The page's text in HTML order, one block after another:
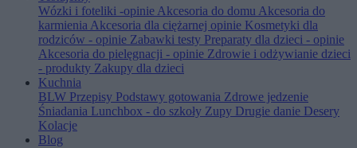
Wózki i foteliki -opinieAkcesoria do domu Akcesoria do
karmieniaAkcesoria dla ciężarnej opinie Kosmetyki dla
rodziców - opinie Zabawki testy Preparaty dla dzieci - opinie
Akcesoria do pielęgnacji - opinie Zdrowie i odżywianie dzieci
- produkty Zakupy dla dzieci
Kuchnia
BLW Przepisy Podstawy gotowania Zdrowe jedzenie
Śniadania Lunchbox - do szkoły Zupy Drugie danie Desery
Kolacje
Blog